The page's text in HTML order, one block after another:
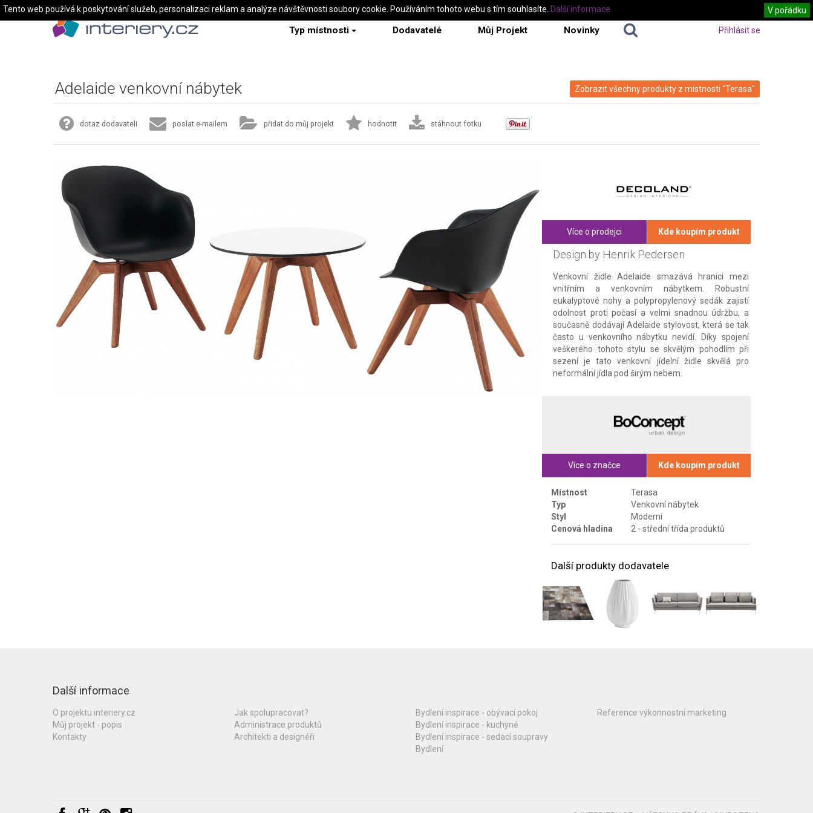
Typ místnosti Dodavatelé Můj Projekt Novinky Přihlásit se
Zobrazit všechny produkty z místnosti "Terasa"
Adelaide venkovní nábytek
dotaz dodavateli poslat e-mailem přidat do můj projekt hodnotit stáhnout fotku
Více o prodejci Kde koupím produkt
Design by Henrik Pedersen
Venkovní židle Adelaide smazává hranici mezi
vnitřním a venkovním nábytkem. Robustní
eukalyptové nohy a polypropylenový sedák zajistí
odolnost proti počasí a velmi snadnou údržbu, a
současně dodávají Adelaide stylovost, která se tak
často u venkovního nábytku nevidí. Díky spojení
veškerého tohoto stylu se skvělým pohodlím při
sezení je tato venkovní jídelní židle skvělá pro
neformální jídla pod širým nebem.
Více o značce Kde koupím produkt
Místnost
Terasa
Typ
Venkovní nábytek
Styl
Moderní
Cenová hladina
2 - střední třída produktů
Další produkty dodavatele
Další informace
O projektu interiery.cz
Můj projekt - popis
Kontakty
Jak spolupracovat?
Administrace produktů
Architekti a designéři
Bydlení inspirace - obývací pokoj
Bydlení inspirace - kuchyně
Bydlení inspirace - sedací soupravy
Bydlení
Reference výkonnostní marketing
Tento web používá k poskytování služeb, personalizaci reklam a analýze návštěvnosti soubory cookie. Používáním tohoto webu s tím souhlasíte. V pořádku
Další informace